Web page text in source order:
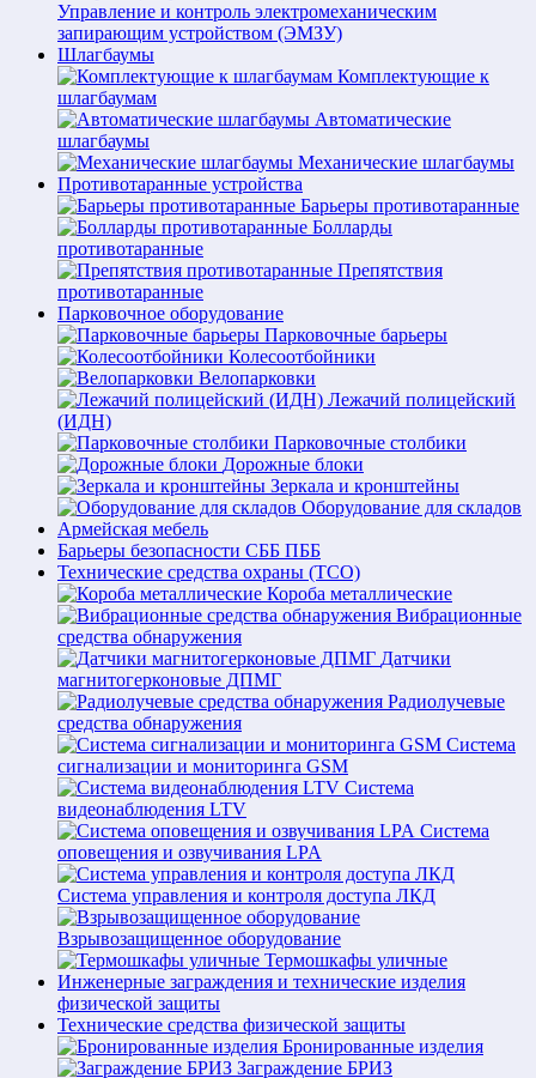
Управление и контроль электромеханическим
запирающим устройством (ЭМЗУ)
Шлагбаумы
Комплектующие к
шлагбаумам
Автоматические
шлагбаумы
Механические шлагбаумы
Противотаранные устройства
Барьеры противотаранные
Болларды
противотаранные
Препятствия
противотаранные
Парковочное оборудование
Парковочные барьеры
Колесоотбойники
Велопарковки
Лежачий полицейский
(ИДН)
Парковочные столбики
Дорожные блоки
Зеркала и кронштейны
Оборудование для складов
Армейская мебель
Барьеры безопасности СББ ПББ
Технические средства охраны (ТСО)
Короба металлические
Вибрационные
средства обнаружения
Датчики
магнитогерконовые ДПМГ
Радиолучевые
средства обнаружения
Система
сигнализации и мониторинга GSM
Система
видеонаблюдения LTV
Система
оповещения и озвучивания LPA
Система управления и контроля доступа ЛКД
Взрывозащищенное оборудование
Термошкафы уличные
Инженерные заграждения и технические изделия
физической защиты
Технические средства физической защиты
Бронированные изделия
Заграждение БРИЗ